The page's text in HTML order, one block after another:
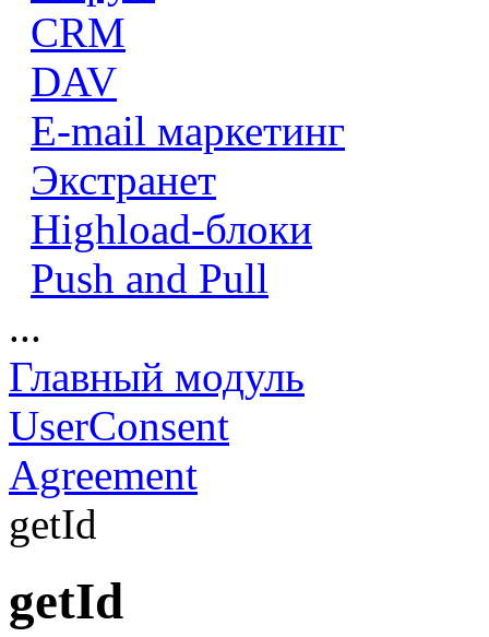
CRM
DAV
E-mail маркетинг
Экстранет
Highload-блоки
Push and Pull
...
Главный модуль
UserConsent
Agreement
getId
getId